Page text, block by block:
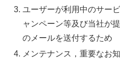
ユーザーが利用中のサー
ャンペーン等及び当社が
のメールを送付するため
メンテナンス，重要なお